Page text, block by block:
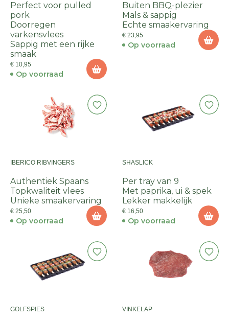
Perfect voor pulled
pork
Doorregen
varkensvlees
Sappig met een rijke
smaak
€ 10,95
Op voorraad
Buiten BBQ-plezier
Mals & sappig
Echte smaakervaring
€ 23,95
Op voorraad
IBERICO RIBVINGERS
Authentiek Spaans
Topkwaliteit vlees
Unieke smaakervaring
€ 25,50
Op voorraad
SHASLICK
Per tray van 9
Met paprika, ui & spek
Lekker makkelijk
€ 16,50
Op voorraad
GOLFSPIES VINKELAP